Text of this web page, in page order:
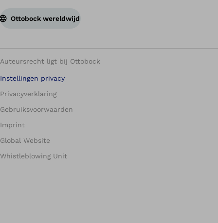
Ottobock wereldwijd
Auteursrecht ligt bij Ottobock
Instellingen privacy
Privacyverklaring
Gebruiksvoorwaarden
Imprint
Global Website
Whistleblowing Unit